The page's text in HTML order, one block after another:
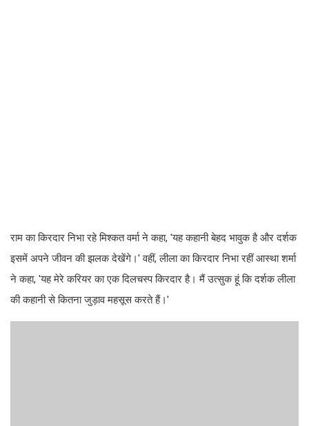
राम का किरदार निभा रहे मिश्कत वर्मा ने कहा, 'यह कहानी बेहद भावुक है और दर्शक
इसमें अपने जीवन की झलक देखेंगे।' वहीं, लीला का किरदार निभा रहीं आस्था शर्मा
ने कहा, 'यह मेरे करियर का एक दिलचस्प किरदार है। मैं उत्सुक हूं कि दर्शक लीला
की कहानी से कितना जुड़ाव महसूस करते हैं।'